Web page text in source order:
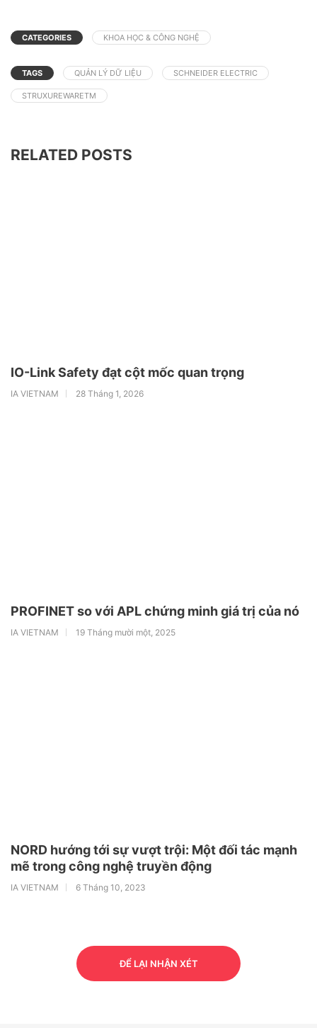
CATEGORIES KHOA HỌC & CÔNG NGHỆ
TAGS QUẢN LÝ DỮ LIỆU SCHNEIDER ELECTRIC
STRUXUREWARETM
RELATED POSTS
IO-Link Safety đạt cột mốc quan trọng
IA VIETNAM 28 Tháng 1, 2026
PROFINET so với APL chứng minh giá trị của nó
IA VIETNAM 19 Tháng mười một, 2025
NORD hướng tới sự vượt trội: Một đối tác mạnh
mẽ trong công nghệ truyền động
IA VIETNAM 6 Tháng 10, 2023
ĐỂ LẠI NHẬN XÉT